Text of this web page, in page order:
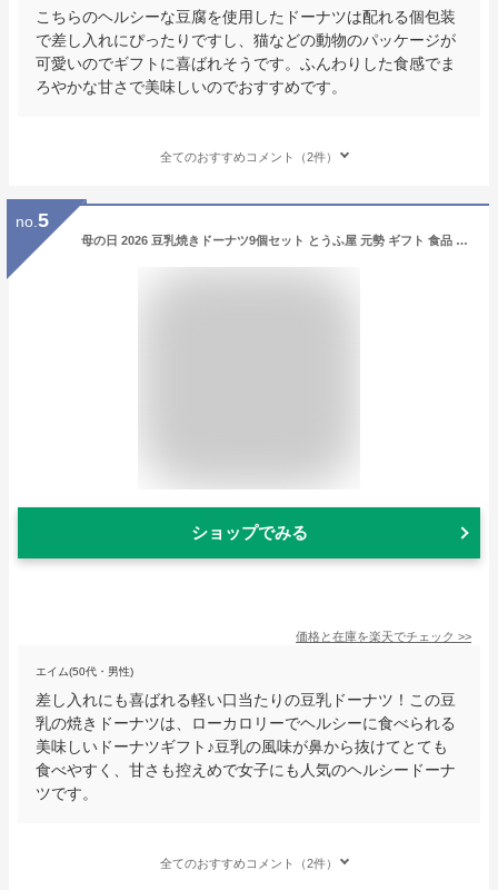
こちらのヘルシーな豆腐を使用したドーナツは配れる個包装
で差し入れにぴったりですし、猫などの動物のパッケージが
可愛いのでギフトに喜ばれそうです。ふんわりした食感でま
ろやかな甘さで美味しいのでおすすめです。
全てのおすすめコメント（2件）
no. 5
母の日 2026 豆乳焼きドーナツ9個セット とうふ屋 元勢 ギフト 食品 食べ物 お菓子 とうふ屋 元勢 ギフト 送料無料 スイーツ 焼き菓子 プレゼント ドーナツ 豆乳 バレンタイン チョコ以外 北海道沖縄一部地域配送不可
ショップでみる
価格と在庫を楽天でチェック >>
エイム(50代・男性)
差し入れにも喜ばれる軽い口当たりの豆乳ドーナツ！この豆
乳の焼きドーナツは、ローカロリーでヘルシーに食べられる
美味しいドーナツギフト♪豆乳の風味が鼻から抜けてとても
食べやすく、甘さも控えめで女子にも人気のヘルシードーナ
ツです。
全てのおすすめコメント（2件）